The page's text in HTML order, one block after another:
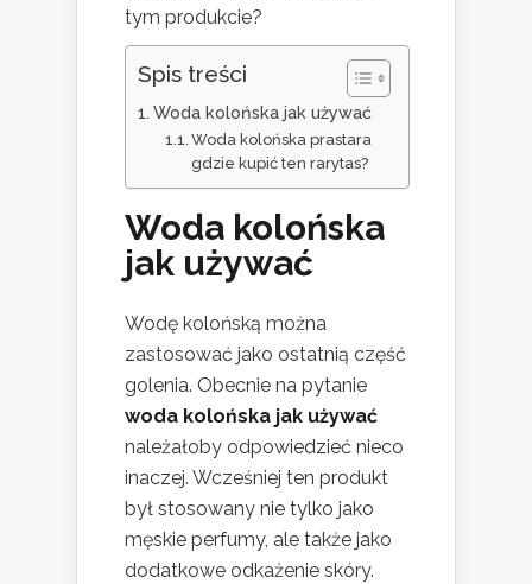
tym produkcie?
Spis treści
Woda kolońska jak używać
Woda kolońska prastara
gdzie kupić ten rarytas?
Woda kolońska
jak używać
Wodę kolońską można
zastosować jako ostatnią część
golenia. Obecnie na pytanie
woda kolońska jak używać
należałoby odpowiedzieć nieco
inaczej. Wcześniej ten produkt
był stosowany nie tylko jako
męskie perfumy, ale także jako
dodatkowe odkażenie skóry.